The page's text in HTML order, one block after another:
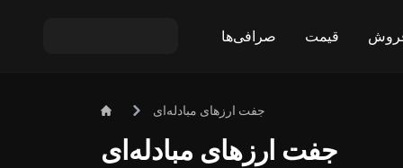
صرافی‌ها
تبادل XMR روی USDT
قیمت
جفت ارزهای مبادله‌ای
جفت ارزهای مبادله‌ای